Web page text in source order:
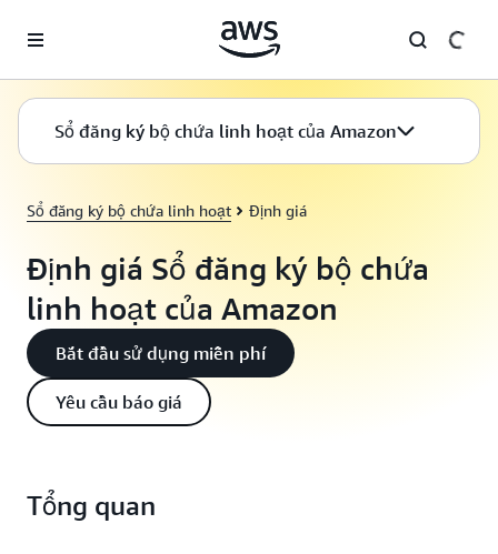
Sổ đăng ký bộ chứa linh hoạt của Amazon
Sổ đăng ký bộ chứa linh hoạt Định giá
Định giá Sổ đăng ký bộ chứa
linh hoạt của Amazon
Bắt đầu sử dụng miễn phí
Yêu cầu báo giá
Tổng quan